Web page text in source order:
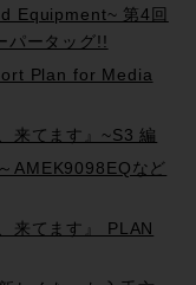
Equipment~ 第4回
パータッグ!!
Plan for Media
来てます』~S3 編
AMEK9098EQなど
来てます』 PLAN